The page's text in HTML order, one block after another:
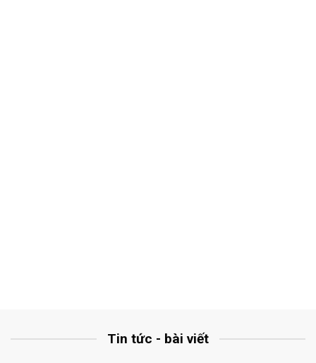
Tin tức - bài viết